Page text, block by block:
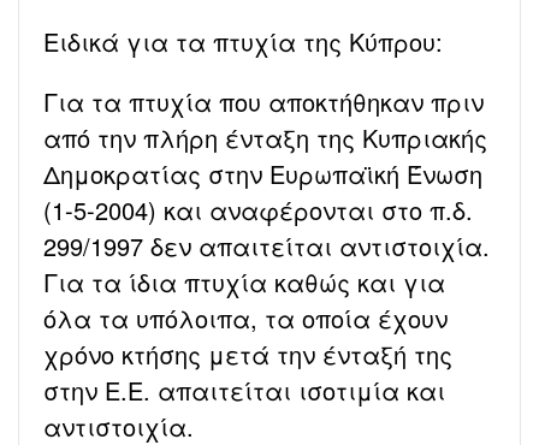
Ειδικά για τα πτυχία της Κύπρου:
Για τα πτυχία που αποκτήθηκαν πριν
από την πλήρη ένταξη της Κυπριακής
Δημοκρατίας στην Ευρωπαϊκή Ένωση
(1-5-2004) και αναφέρονται στο π.δ.
299/1997 δεν απαιτείται αντιστοιχία.
Για τα ίδια πτυχία καθώς και για
όλα τα υπόλοιπα, τα οποία έχουν
χρόνο κτήσης μετά την ένταξή της
στην Ε.Ε. απαιτείται ισοτιμία και
αντιστοιχία.